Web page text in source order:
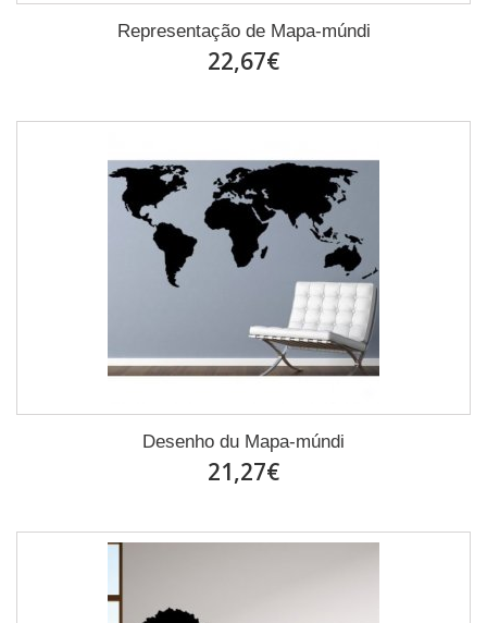
Representação de Mapa-múndi
22,67€
Desenho du Mapa-múndi
21,27€